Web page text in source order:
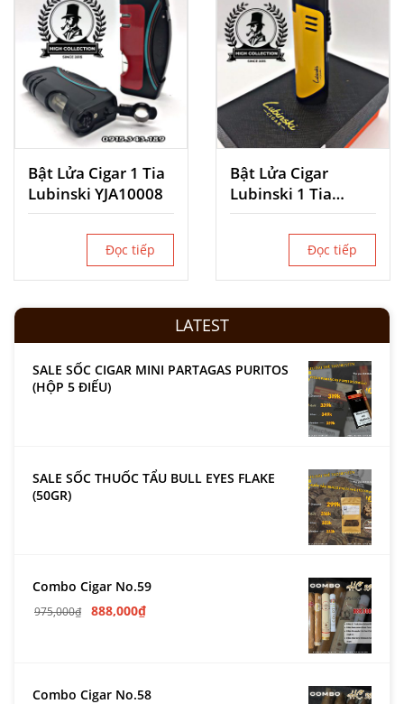
Bật Lửa Cigar 1 Tia
Lubinski YJA10008
Đọc tiếp
Bật Lửa Cigar
Lubinski 1 Tia
YJA10013
Đọc tiếp
LATEST
SALE SỐC CIGAR MINI PARTAGAS PURITOS
(HỘP 5 ĐIẾU)
SALE SỐC THUỐC TẨU BULL EYES FLAKE
(50GR)
Combo Cigar No.59
975,000₫ 888,000₫
Combo Cigar No.58